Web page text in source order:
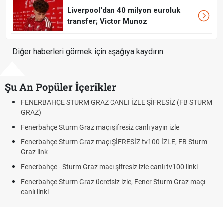
Liverpool'dan 40 milyon euroluk
transfer; Victor Munoz
Diğer haberleri görmek için aşağıya kaydırın.
Şu An Popüler İçerikler
Fındık Fiyatı Açıklandı mı? 2026 TMO Fındık Alım Fiyatları Belli
Oldu mu?
Altın Yükselecek mi, Yükselir mi? Altın Fiyatları İçin Son
Beklentiler
12. Yargı Paketi Resmî Gazete'de Yayımlandı mı? 2026 Son
Dakika Gelişmeleri
Fenerbahçe - Sturm Graz Maçı Ne Zaman? Şampiyonlar Ligi
Rövanşı Saat Kaçta, Hangi Kanalda?